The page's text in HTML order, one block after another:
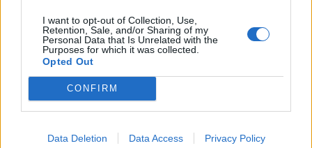
I want to opt-out of Collection, Use,
Retention, Sale, and/or Sharing of my
Personal Data that Is Unrelated with the
Purposes for which it was collected.
Opted Out
CONFIRM
Data Deletion Data Access Privacy Policy
Eriksen (Getty)